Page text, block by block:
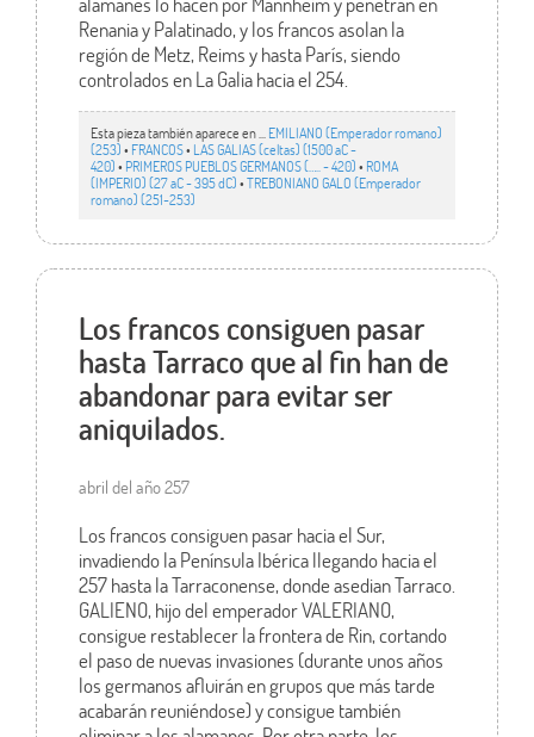
Renania y Palatinado, y los francos asolan la
región de Metz, Reims y hasta París, siendo
controlados en La Galia hacia el 254.
Esta pieza también aparece en ... EMILIANO (Emperador romano)
(253)• FRANCOS• LAS GALIAS (celtas) (1500 aC -
420)• PRIMEROS PUEBLOS GERMANOS (….. - 420)• ROMA
(IMPERIO) (27 aC - 395 dC)•TREBONIANO GALO (Emperador
romano) (251-253)
Los francos consiguen pasar
hasta Tarraco que al fin han de
abandonar para evitar ser
aniquilados.
abril del año 257
Los francos consiguen pasar hacia el Sur,
invadiendo la Península Ibérica llegando hacia el
257 hasta la Tarraconense, donde asedian Tarraco.
GALIENO, hijo del emperador VALERIANO,
consigue restablecer la frontera de Rin, cortando
el paso de nuevas invasiones (durante unos años
los germanos afluirán en grupos que más tarde
acabarán reuniéndose) y consigue también